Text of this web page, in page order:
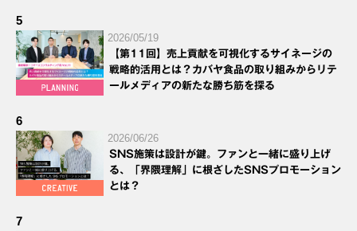
5
2026/05/19
【第11回】売上貢献を可視化するサイネージの
戦略的活用とは？カバヤ食品の取り組みからリテ
ールメディアの新たな勝ち筋を探る
6
2026/06/26
SNS施策は設計が鍵。ファンと一緒に盛り上げ
る、「界隈理解」に根ざしたSNSプロモーション
とは？
7